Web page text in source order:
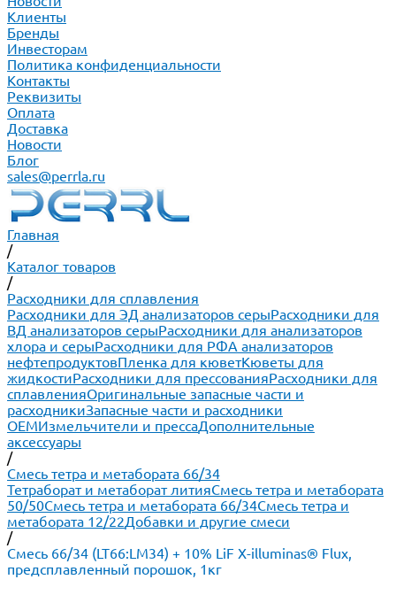
Клиенты
Бренды
Инвесторам
Политика конфиденциальности
Контакты
Реквизиты
Оплата
Доставка
Новости
Блог
sales@perrla.ru
Главная
/
Каталог товаров
/
Расходники для сплавления
Расходники для ЭД анализаторов серыРасходники для
ВД анализаторов серыРасходники для анализаторов
хлора и серыРасходники для РФА анализаторов
нефтепродуктовПленка для кюветКюветы для
жидкостиРасходники для прессованияРасходники для
сплавленияОригинальные запасные части и
расходникиЗапасные части и расходники
ОЕМИзмельчители и прессаДополнительные
аксессуары
/
Смесь тетра и метабората 66/34
Тетраборат и метаборат литияСмесь тетра и метабората
50/50Смесь тетра и метабората 66/34Смесь тетра и
метабората 12/22Добавки и другие смеси
/
Смесь 66/34 (LT66:LM34) + 10% LiF X-illuminas® Flux,
предсплавленный порошок, 1кг